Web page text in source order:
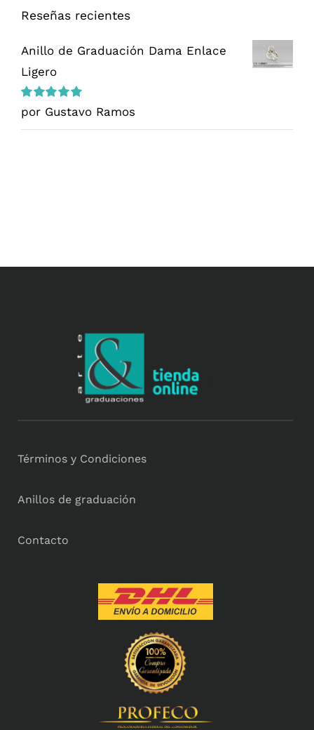
Reseñas recientes
Anillo de Graduación Dama Enlace
Ligero
Valorado
en
por Gustavo Ramos
Términos y Condiciones
Anillos de graduación
Contacto